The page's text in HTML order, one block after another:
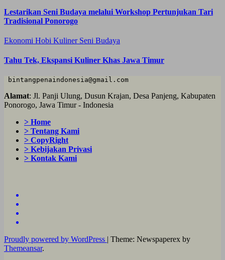
Lestarikan Seni Budaya melalui Workshop Pertunjukan Tari
Tradisional Ponorogo
Ekonomi Hobi Kuliner Seni Budaya
Tahu Tek, Ekspansi Kuliner Khas Jawa Timur
bintangpenaindonesia@gmail.com
Alamat: Jl. Panji Ulung, Dusun Krajan, Desa Panjeng, Kabupaten
Ponorogo, Jawa Timur - Indonesia
> Home
> Tentang Kami
> CopyRight
> Kebijakan Privasi
> Kontak Kami
Proudly powered by WordPress | Theme: Newspaperex by
Themeansar.